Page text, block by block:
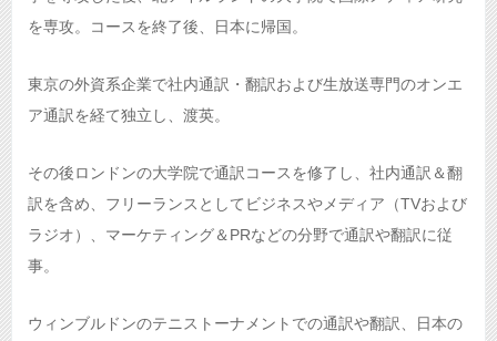
を専攻。コースを終了後、日本に帰国。
東京の外資系企業で社内通訳・翻訳および生放送専門のオンエ
ア通訳を経て独立し、渡英。
その後ロンドンの大学院で通訳コースを修了し、社内通訳＆翻
訳を含め、フリーランスとしてビジネスやメディア（TVおよび
ラジオ）、マーケティング＆PRなどの分野で通訳や翻訳に従
事。
ウィンブルドンのテニストーナメントでの通訳や翻訳、日本の